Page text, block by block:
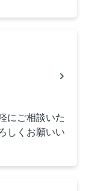
にご相談いた
しくお願いい